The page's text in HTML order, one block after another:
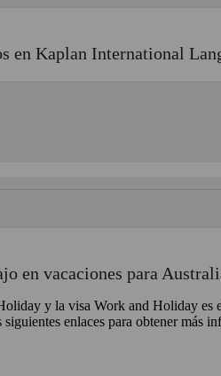
en Kaplan International
en vacaciones para
y la visa Work and Holiday es
enlaces para obtener más